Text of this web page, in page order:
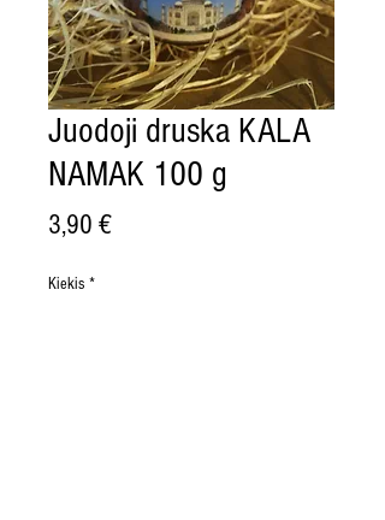
Juodoji druska KALA
NAMAK 100 g
3,90 €Price
Kiekis *